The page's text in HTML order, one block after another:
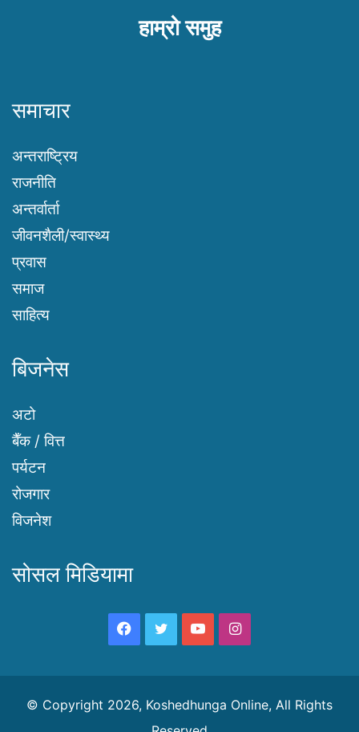
हाम्रो समुह
समाचार
अन्तराष्ट्रिय
राजनीति
अन्तर्वार्ता
जीवनशैली/स्वास्थ्य
प्रवास
समाज
साहित्य
बिजनेस
अटो
बैँक / वित्त
पर्यटन
रोजगार
विजनेश
सोसल मिडियामा
Facebook
TwitterYouTubeInstagram
© Copyright 2026, Koshedhunga Online, All Rights